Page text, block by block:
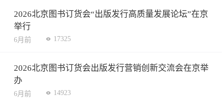
2026北京图书订货会“出版发行高质量发展论坛”在京
举行
6月前 17325
2026北京图书订货会出版发行营销创新交流会在京举
办
6月前 14923